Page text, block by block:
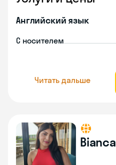
Английский язык
С носителем
Читать дальше
Bianca